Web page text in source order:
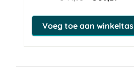
Voeg toe aan winkeltas